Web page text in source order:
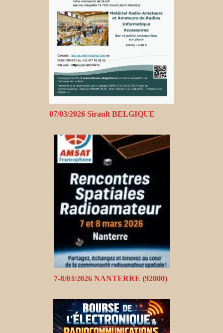
07/03/2026 Sirault BELGIQUE
7-8/03/2026 NANTERRE (92000)